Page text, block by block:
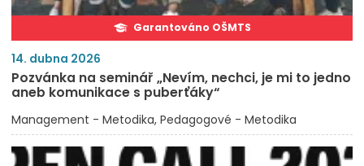
Garantováno OŠMTS
14. dubna 2026
Pozvánka na seminář „Nevím, nechci, je mi to jedno
aneb komunikace s puberťáky“
Management - Metodika Pedagogové - Metodika